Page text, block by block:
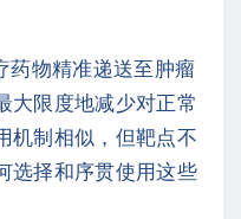
药物精准递送至肿瘤
大限度地减少对正常
机制相似，但靶点不
选择和序贯使用这些